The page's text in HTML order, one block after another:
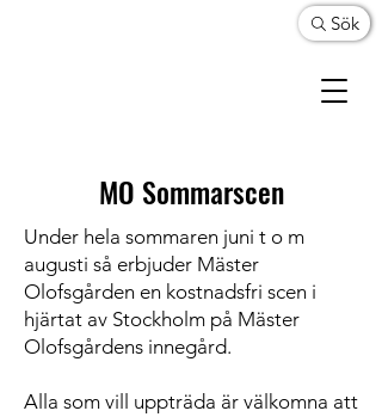
Sök
MO Sommarscen
Under hela sommaren juni t o m
augusti så erbjuder Mäster
Olofsgården en kostnadsfri scen i
hjärtat av Stockholm på Mäster
Olofsgårdens innegård.
Alla som vill uppträda är välkomna att